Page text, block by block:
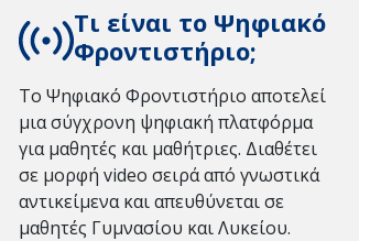
Τι είναι το Ψηφιακό
Φροντιστήριο;
Το Ψηφιακό Φροντιστήριο αποτελεί
μια σύγχρονη ψηφιακή πλατφόρμα
για μαθητές και μαθήτριες. Διαθέτει
σε μορφή video σειρά από γνωστικά
αντικείμενα και απευθύνεται σε
μαθητές Γυμνασίου και Λυκείου.